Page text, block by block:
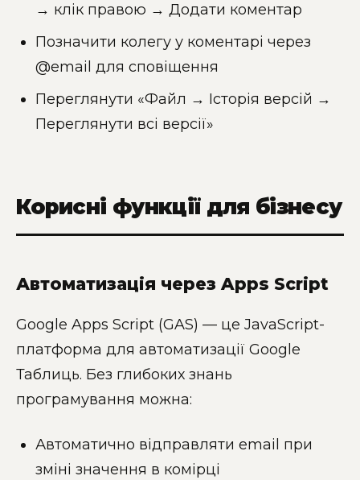
→ клік правою → Додати коментар
Позначити колегу у коментарі через
@email для сповіщення
Переглянути «Файл → Історія версій →
Переглянути всі версії»
Корисні функції для бізнесу
Автоматизація через Apps Script
Google Apps Script (GAS) — це JavaScript-
платформа для автоматизації Google
Таблиць. Без глибоких знань
програмування можна:
Автоматично відправляти email при
зміні значення в комірці